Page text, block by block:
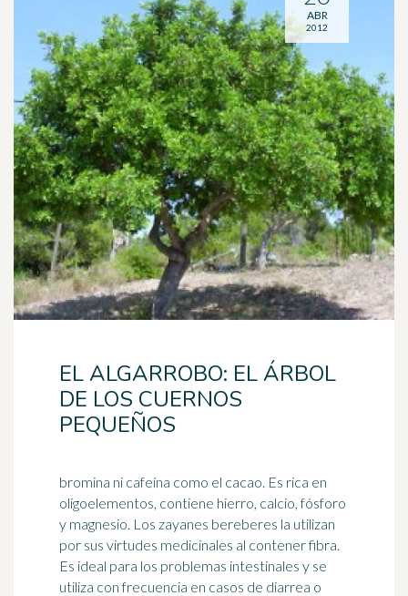
EL ALGARROBO: EL ÁRBOL
DE LOS CUERNOS
PEQUEÑOS
bromina ni cafeína como el cacao. Es rica en
oligoelementos, contiene hierro, calcio, fósforo
y magnesio. Los zayanes bereberes la utilizan
por sus virtudes medicinales al contenerfibra.
Es ideal para los problemas intestinales y se
utiliza con frecuencia en casos de diarrea o
ABR
2012